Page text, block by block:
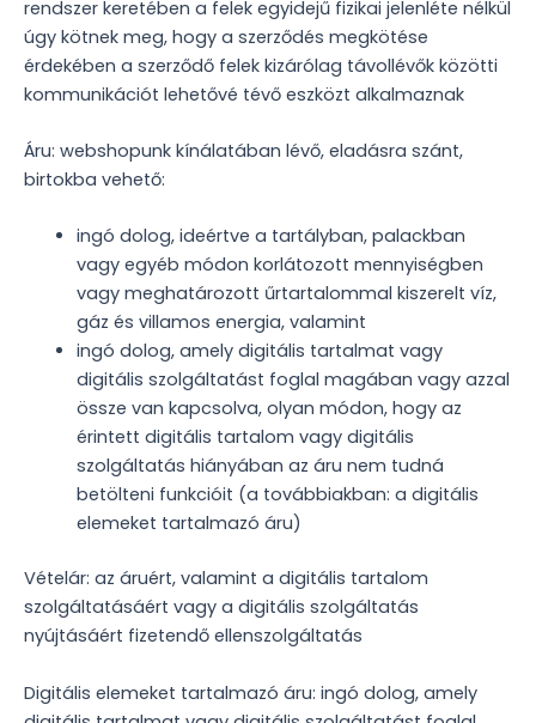
rendszer keretében a felek egyidejű fizikai jelenléte nélkül
úgy kötnek meg, hogy a szerződés megkötése
érdekében a szerződő felek kizárólag távollévők közötti
kommunikációt lehetővé tévő eszközt alkalmaznak
Áru: webshopunk kínálatában lévő, eladásra szánt,
birtokba vehető:
ingó dolog, ideértve a tartályban, palackban
vagy egyéb módon korlátozott mennyiségben
vagy meghatározott űrtartalommal kiszerelt víz,
gáz és villamos energia, valamint
ingó dolog, amely digitális tartalmat vagy
digitális szolgáltatást foglal magában vagy azzal
össze van kapcsolva, olyan módon, hogy az
érintett digitális tartalom vagy digitális
szolgáltatás hiányában az áru nem tudná
betölteni funkcióit (a továbbiakban: a digitális
elemeket tartalmazó áru)
Vételár: az áruért, valamint a digitális tartalom
szolgáltatásáért vagy a digitális szolgáltatás
nyújtásáért fizetendő ellenszolgáltatás
Digitális elemeket tartalmazó áru: ingó dolog, amely